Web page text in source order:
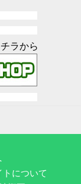
ラから
トについて